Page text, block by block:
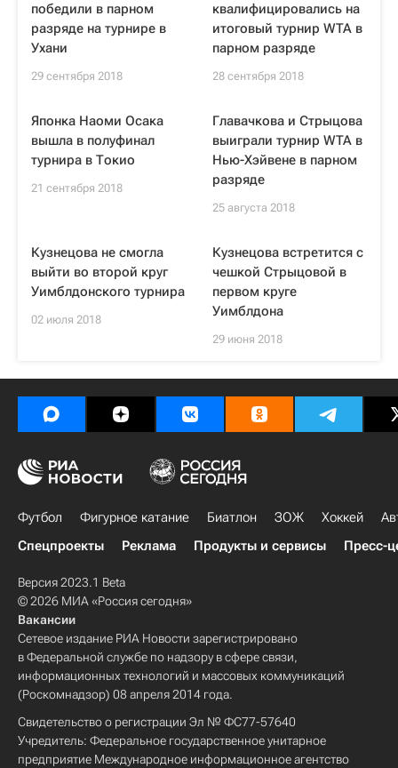
победили в парном
разряде на турнире в
Ухани
29 сентября 2018
квалифицировались на
итоговый турнир WTA в
парном разряде
28 сентября 2018
Японка Наоми Осака
вышла в полуфинал
турнира в Токио
21 сентября 2018
Главачкова и Стрыцова
выиграли турнир WTA в
Нью-Хэйвене в парном
разряде
25 августа 2018
Кузнецова не смогла
выйти во второй круг
Уимблдонского турнира
02 июля 2018
Кузнецова встретится с
чешкой Стрыцовой в
первом круге
Уимблдона
29 июня 2018
Футбол Фигурное катание Биатлон ЗОЖ Хоккей
Спецпроекты
Реклама Продукты и сервисы Пресс-
Версия 2023.1 Beta
© 2026 МИА «Россия сегодня»
Вакансии
Сетевое издание РИА Новости зарегистрировано
в Федеральной службе по надзору в сфере связи,
информационных технологий и массовых коммуникаций
(Роскомнадзор) 08 апреля 2014 года.
Свидетельство о регистрации Эл № ФС77-57640
Учредитель: Федеральное государственное унитарное
предприятие Международное информационное агентство